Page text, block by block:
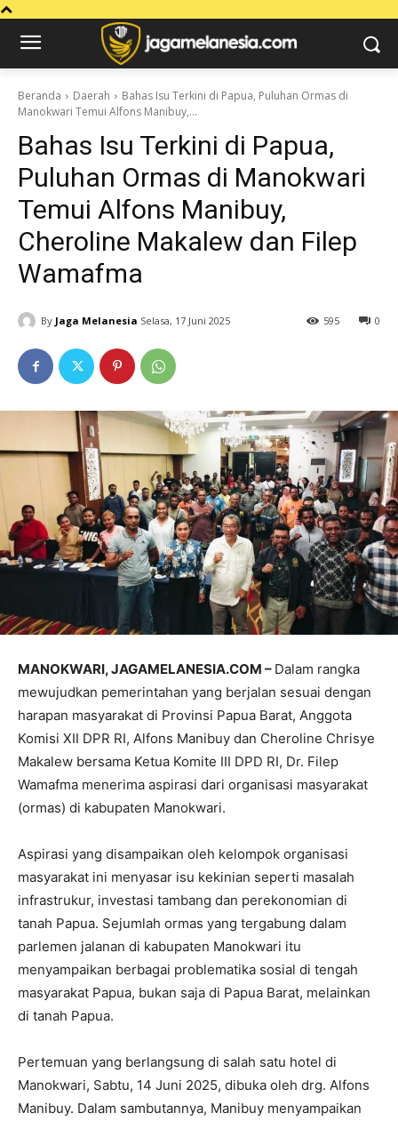
Beranda Daerah
Bahas Isu Terkini di Papua, Puluhan Ormas di
Manokwari Temui Alfons Manibuy,...
Bahas Isu Terkini di Papua,
Puluhan Ormas di Manokwari
Temui Alfons Manibuy,
Cheroline Makalew dan Filep
Wamafma
By Jaga Melanesia Selasa, 17 Juni 2025 0
595
MANOKWARI, JAGAMELANESIA.COM – Dalam rangka
mewujudkan pemerintahan yang berjalan sesuai dengan
harapan masyarakat di Provinsi Papua Barat, Anggota
Komisi XII DPR RI, Alfons Manibuy dan Cheroline Chrisye
Makalew bersama Ketua Komite III DPD RI, Dr. Filep
Wamafma menerima aspirasi dari organisasi masyarakat
(ormas) di kabupaten Manokwari.
Aspirasi yang disampaikan oleh kelompok organisasi
masyarakat ini menyasar isu kekinian seperti masalah
infrastrukur, investasi tambang dan perekonomian di
tanah Papua. Sejumlah ormas yang tergabung dalam
parlemen jalanan di kabupaten Manokwari itu
menyampaikan berbagai problematika sosial di tengah
masyarakat Papua, bukan saja di Papua Barat, melainkan
di tanah Papua.
Pertemuan yang berlangsung di salah satu hotel di
Manokwari, Sabtu, 14 Juni 2025, dibuka oleh drg. Alfons
Manibuy. Dalam sambutannya, Manibuy menyampaikan